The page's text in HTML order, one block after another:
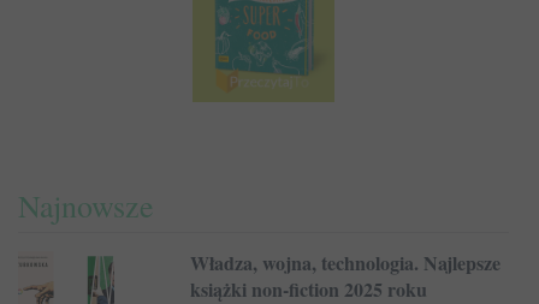
Najnowsze
Władza, wojna, technologia. Najlepsze
książki non-fiction 2025 roku